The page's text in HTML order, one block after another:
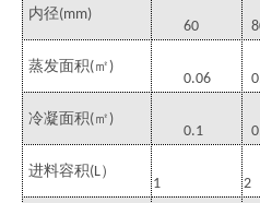
内径(mm)
60
蒸发面积( ㎡ )
0.06
冷凝面积( ㎡ )
0.1
进料容积(L）
1
2